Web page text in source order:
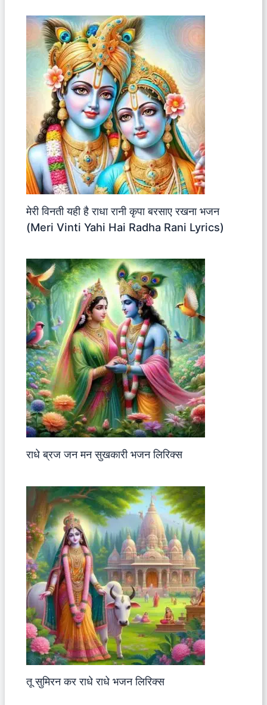
मेरी विनती यही है राधा रानी कृपा बरसाए रखना भजन
(Meri Vinti Yahi Hai Radha Rani Lyrics)
राधे ब्रज जन मन सुखकारी भजन लिरिक्स
तू सुमिरन कर राधे राधे भजन लिरिक्स